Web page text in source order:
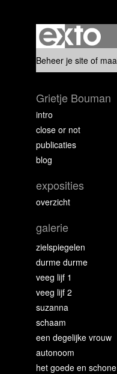
Beheer je site of
Grietje Bouman
intro
close or not
publicaties
blog
exposities
overzicht
galerie
zielspiegelen
durme durme
veeg lijf 1
veeg lijf 2
suzanna
schaam
een degelijke vrouw
autonoom
het goede en schone